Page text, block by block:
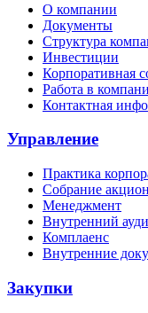
О компании
Документы
Структура
Инвестиции
Корпоративная
Работа в
Контактная
Управление
Практика
Собрание
Менеджмент
Внутренний
Комплаенс
Внутренние
Закупки